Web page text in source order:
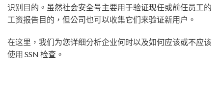
识别目的。虽然社会安全号主要用于验证现任或前任员工的
工资报告目的，但公司也可以收集它们来验证新用户。
在这里，我们为您详细分析企业何时以及如何应该或不应该
使用 SSN 检查。